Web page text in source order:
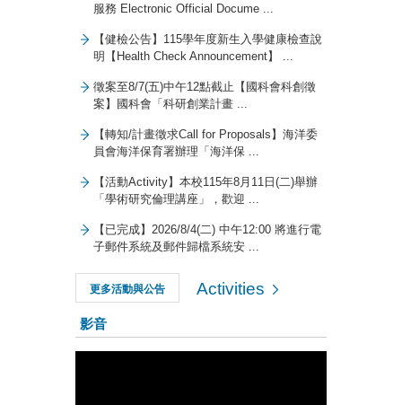
服務 Electronic Official Docume ...
【健檢公告】115學年度新生入學健康檢查說
明【Health Check Announcement】 ...
徵案至8/7(五)中午12點截止【國科會科創徵
案】國科會「科研創業計畫 ...
【轉知/計畫徵求Call for Proposals】海洋委
員會海洋保育署辦理「海洋保 ...
【活動Activity】本校115年8月11日(二)舉辦
「學術研究倫理講座」，歡迎 ...
【已完成】2026/8/4(二) 中午12:00 將進行電
子郵件系統及郵件歸檔系統安 ...
更多活動與公告 Activities
影音